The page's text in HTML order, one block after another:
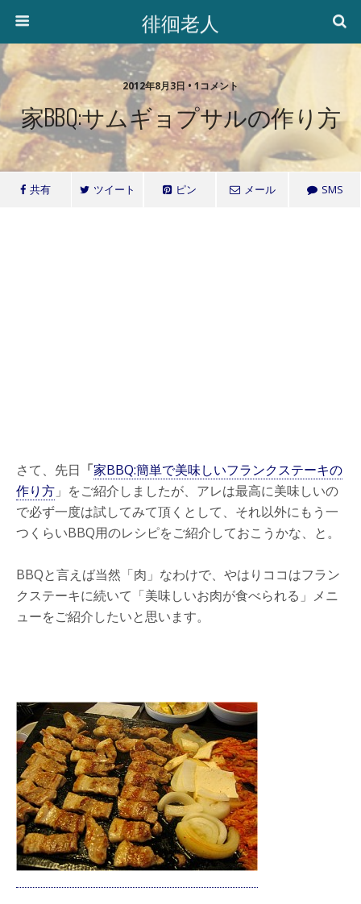
徘徊老人
2012年8月3日 • 1コメント
家BBQ:サムギョプサルの作り方
共有 ツイート ピン メール SMS
さて、先日 「家BBQ:簡単で美味しいフランクステーキの
作り方 」をご紹介しましたが、アレは最高に美味しいの
で必ず一度は試してみて頂くとして、それ以外にもう一
つくらいBBQ用のレシピをご紹介しておこうかな、と。
BBQと言えば当然「肉」なわけで、やはりココはフラン
クステーキに続いて「美味しいお肉が食べられる」メニ
ューをご紹介したいと思います。